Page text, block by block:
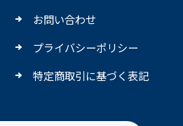
お問い合わせ
プライバシーポリシー
特定商取引に基づく表記